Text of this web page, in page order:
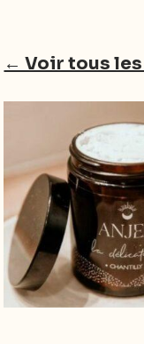
au
← Voir tous